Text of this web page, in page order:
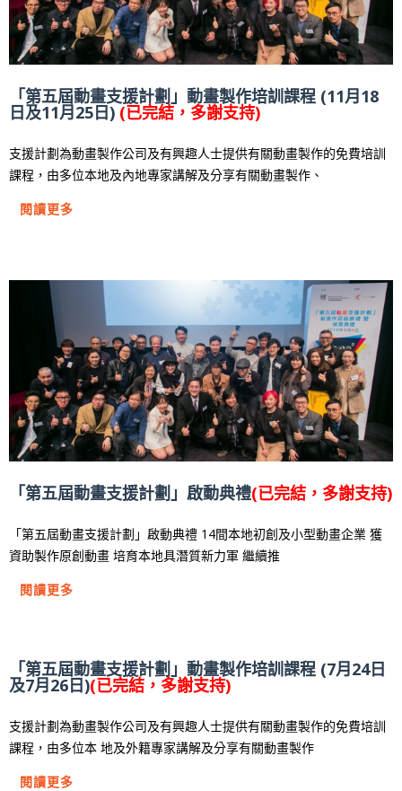
「第五屆動畫支援計劃」動畫製作培訓課程 (11月18
日及11月25日) (已完結，多謝支持)
支援計劃為動畫製作公司及有興趣人士提供有關動畫製作的免費培訓
課程，由多位本地及內地專家講解及分享有關動畫製作、
閱讀更多
「第五屆動畫支援計劃」啟動典禮(已完結，多謝支持)
「第五屆動畫支援計劃」啟動典禮 14間本地初創及小型動畫企業 獲
資助製作原創動畫 培育本地具潛質新力軍 繼續推
閱讀更多
「第五屆動畫支援計劃」動畫製作培訓課程 (7月24日
及7月26日)(已完結，多謝支持)
支援計劃為動畫製作公司及有興趣人士提供有關動畫製作的免費培訓
課程，由多位本 地及外籍專家講解及分享有關動畫製作
閱讀更多